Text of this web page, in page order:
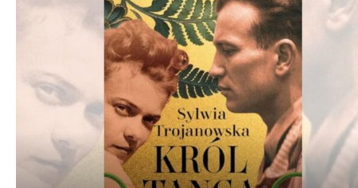
plików
dźwiękowych